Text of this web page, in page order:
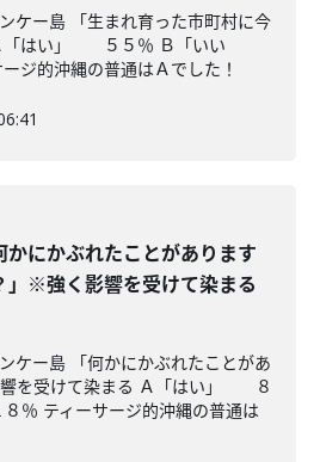
ケー島 「生まれ育った市町村に今
「はい」 ５５％ Ｂ「いい
ジ的沖縄の普通はＡでした！
かにかぶれたことがあります
」※強く影響を受けて染まる
ケー島 「何かにかぶれたことがあ
響を受けて染まる Ａ「はい」 ８
％ ティーサージ的沖縄の普通は